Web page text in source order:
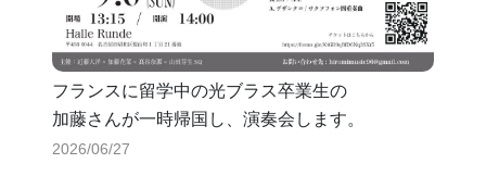
フランスに留学中の光ブラス卒業生の
加藤さんが一時帰国し、演奏会します。
2026/06/27